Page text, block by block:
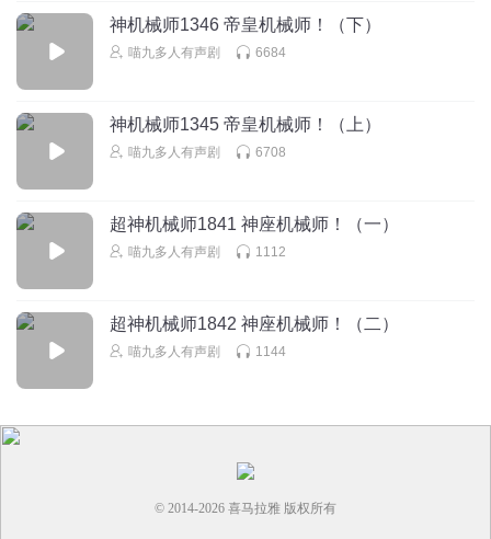
神机械师1346 帝皇机械师！（下）
喵九多人有声剧 6684
神机械师1345 帝皇机械师！（上）
喵九多人有声剧 6708
超神机械师1841 神座机械师！（一）
喵九多人有声剧 1112
超神机械师1842 神座机械师！（二）
喵九多人有声剧 1144
© 2014-2026 喜马拉雅 版权所有